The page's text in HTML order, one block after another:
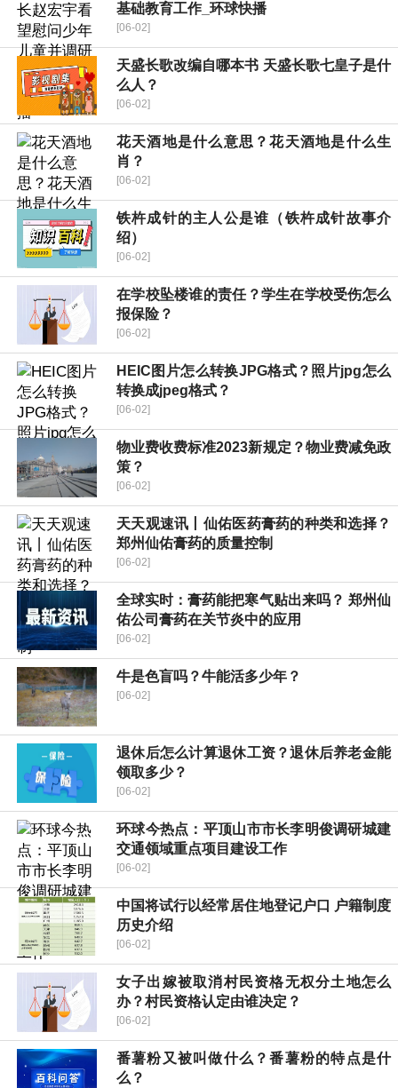
基础教育工作_环球快播
[06-02]
天盛长歌改编自哪本书 天盛长歌七皇子是什
么人？
[06-02]
花天酒地是什么意思？花天酒地是什么生
肖？
[06-02]
铁杵成针的主人公是谁（铁杵成针故事介
绍）
[06-02]
在学校坠楼谁的责任？学生在学校受伤怎么
报保险？
[06-02]
HEIC图片怎么转换JPG格式？照片jpg怎么
转换成jpeg格式？
[06-02]
物业费收费标准2023新规定？物业费减免政
策？
[06-02]
天天观速讯丨仙佑医药膏药的种类和选择？
郑州仙佑膏药的质量控制
[06-02]
全球实时：膏药能把寒气贴出来吗？ 郑州仙
佑公司膏药在关节炎中的应用
[06-02]
牛是色盲吗？牛能活多少年？
[06-02]
退休后怎么计算退休工资？退休后养老金能
领取多少？
[06-02]
环球今热点：平顶山市市长李明俊调研城建
交通领域重点项目建设工作
[06-02]
中国将试行以经常居住地登记户口 户籍制度
历史介绍
[06-02]
女子出嫁被取消村民资格无权分土地怎么
办？村民资格认定由谁决定？
[06-02]
番薯粉又被叫做什么？番薯粉的特点是什
么？